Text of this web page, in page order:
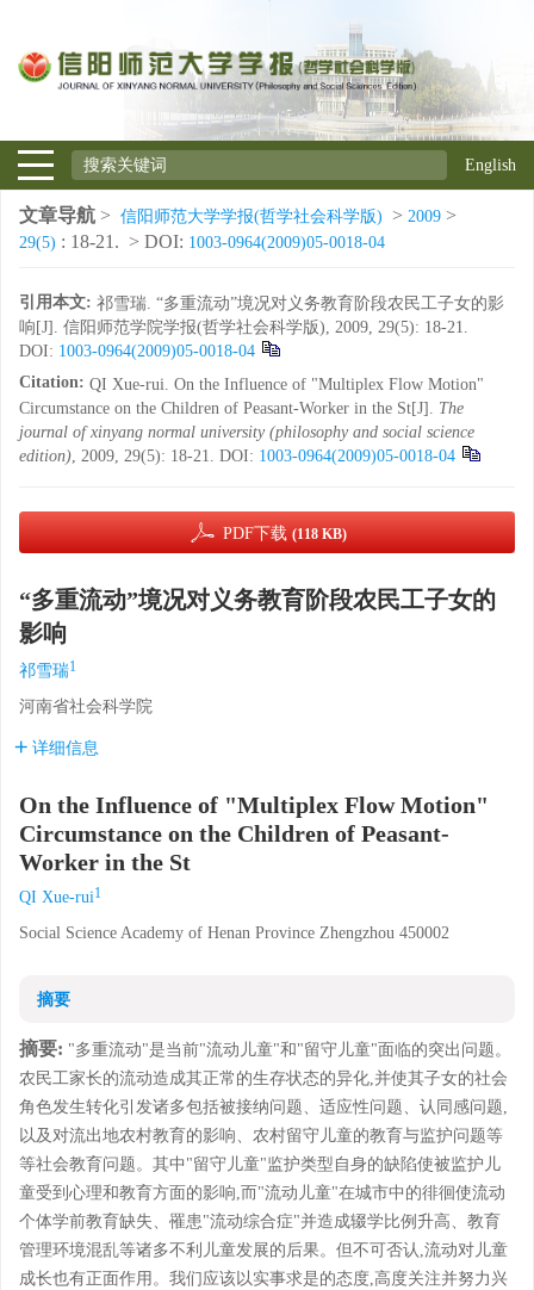
English
文章导航 > 信阳师范大学学报(哲学社会科学版) > 2009 >
29(5) : 18-21. > DOI: 1003-0964(2009)05-0018-04
引用本文: 祁雪瑞. “多重流动”境况对义务教育阶段农民工子女的影
响[J]. 信阳师范学院学报(哲学社会科学版), 2009, 29(5): 18-21.
DOI: 1003-0964(2009)05-0018-04
Citation: QI Xue-rui. On the Influence of "Multiplex Flow Motion"
Circumstance on the Children of Peasant-Worker in the St[J]. The
journal of xinyang normal university (philosophy and social science
edition), 2009, 29(5): 18-21. DOI: 1003-0964(2009)05-0018-04
PDF下载 (118 KB)
“多重流动”境况对义务教育阶段农民工子女的
影响
祁雪瑞1
河南省社会科学院
详细信息
On the Influence of "Multiplex Flow Motion"
Circumstance on the Children of Peasant-
Worker in the St
QI Xue-rui1
Social Science Academy of Henan Province Zhengzhou 450002
摘要
摘要: "多重流动"是当前"流动儿童"和"留守儿童"面临的突出问题。
农民工家长的流动造成其正常的生存状态的异化,并使其子女的社会
角色发生转化引发诸多包括被接纳问题、适应性问题、认同感问题,
以及对流出地农村教育的影响、农村留守儿童的教育与监护问题等
等社会教育问题。其中"留守儿童"监护类型自身的缺陷使被监护儿
童受到心理和教育方面的影响,而"流动儿童"在城市中的徘徊使流动
个体学前教育缺失、罹患"流动综合症"并造成辍学比例升高、教育
管理环境混乱等诸多不利儿童发展的后果。但不可否认,流动对儿童
成长也有正面作用。我们应该以实事求是的态度,高度关注并努力兴